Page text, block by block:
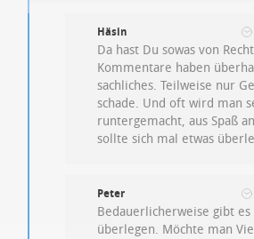
Häsin
Da hast Du sowas von
Kommentare haben
sachliches. Teilweise nur
schade. Und oft wird man
runtergemacht, aus Spaß
sollte sich mal etwas
Peter
Bedauerlicherweise gibt es
überlegen. Möchte man